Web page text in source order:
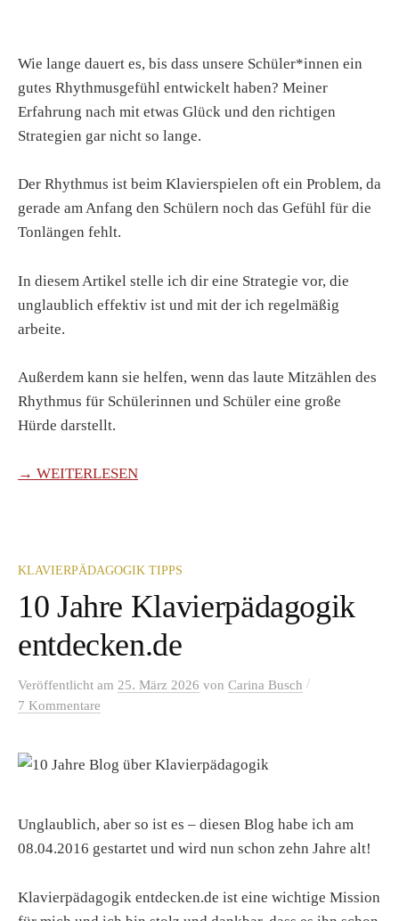
Wie lange dauert es, bis dass unsere Schüler*innen ein
gutes Rhythmusgefühl entwickelt haben? Meiner
Erfahrung nach mit etwas Glück und den richtigen
Strategien gar nicht so lange.
Der Rhythmus ist beim Klavierspielen oft ein Problem, da
gerade am Anfang den Schülern noch das Gefühl für die
Tonlängen fehlt.
In diesem Artikel stelle ich dir eine Strategie vor, die
unglaublich effektiv ist und mit der ich regelmäßig
arbeite.
Außerdem kann sie helfen, wenn das laute Mitzählen des
Rhythmus für Schülerinnen und Schüler eine große
Hürde darstellt.
→ WEITERLESEN
KLAVIERPÄDAGOGIK TIPPS
10 Jahre Klavierpädagogik
entdecken.de
Veröffentlicht am 25. März 2026 von Carina Busch /
7 Kommentare
Unglaublich, aber so ist es – diesen Blog habe ich am
08.04.2016 gestartet und wird nun schon zehn Jahre alt!
Klavierpädagogik entdecken.de ist eine wichtige Mission